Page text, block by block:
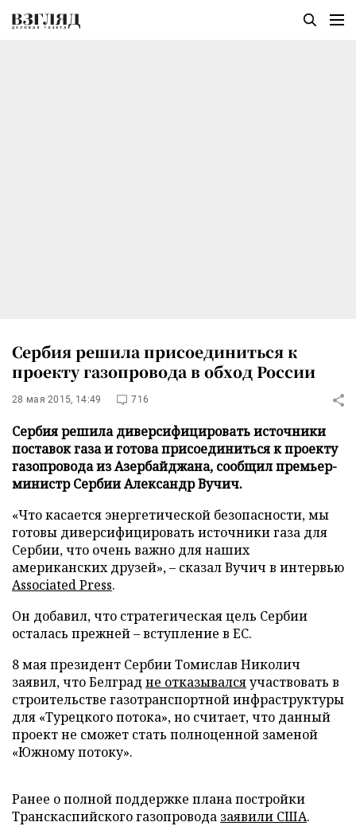
Сербия решила присоединиться к
проекту газопровода в обход России
28 мая 2015, 14:49 716
Сербия решила диверсифицировать источники
поставок газа и готова присоединиться к проекту
газопровода из Азербайджана, сообщил премьер-
министр Сербии Александр Вучич.
«Что касается энергетической безопасности, мы
готовы диверсифицировать источники газа для
Сербии, что очень важно для наших
американских друзей»,– сказал Вучич в интервью
Associated Press.
Он добавил, что стратегическая цель Сербии
осталась прежней – вступление в ЕС.
8 мая президент Сербии Томислав Николич
заявил, что Белград не отказывалсяучаствовать в
строительстве газотранспортной инфраструктуры
для «Турецкого потока», но считает, что данный
проект не сможет стать полноценной заменой
«Южному потоку».
Ранее о полной поддержке плана постройки
Транскаспийского газопровода заявили США.